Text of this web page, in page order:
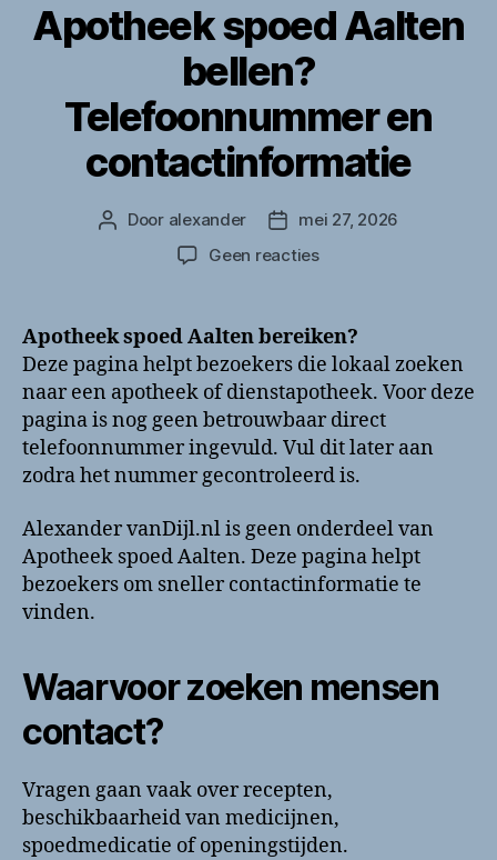
Apotheek spoed Aalten
bellen?
Telefoonnummer en
contactinformatie
Berichtauteur
Door alexander Berichtdatum
mei 27, 2026
Geen reactiesop
Aalten
bellen?
Telefoonnummer
en
contactinformatie
Apotheek spoed Aalten bereiken?
Deze pagina helpt bezoekers die lokaal zoeken
naar een apotheek of dienstapotheek. Voor deze
pagina is nog geen betrouwbaar direct
telefoonnummer ingevuld. Vul dit later aan
zodra het nummer gecontroleerd is.
Alexander vanDijl.nl is geen onderdeel van
Apotheek spoed Aalten. Deze pagina helpt
bezoekers om sneller contactinformatie te
vinden.
Waarvoor zoeken mensen
contact?
Vragen gaan vaak over recepten,
beschikbaarheid van medicijnen,
spoedmedicatie of openingstijden.